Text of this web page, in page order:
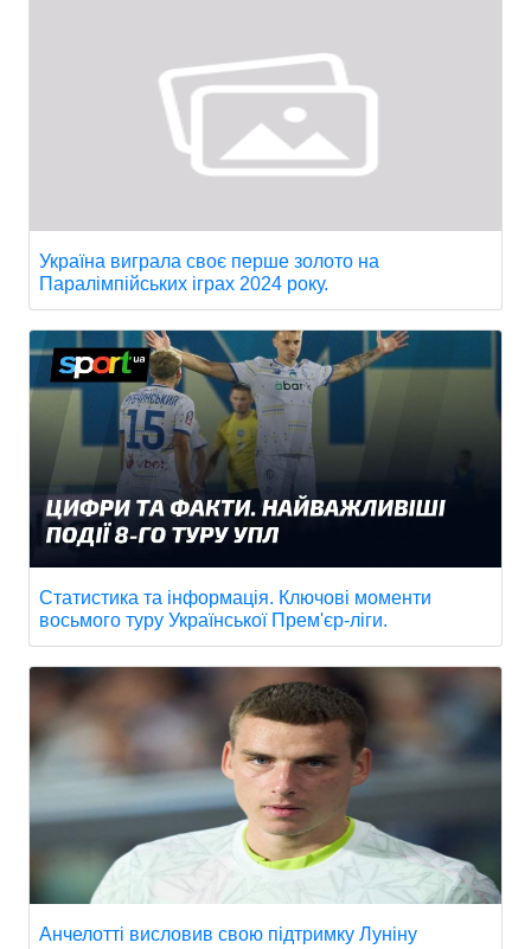
Україна виграла своє перше золото на
Паралімпійських іграх 2024 року.
Статистика та інформація. Ключові моменти
восьмого туру Української Прем'єр-ліги.
Анчелотті висловив свою підтримку Луніну